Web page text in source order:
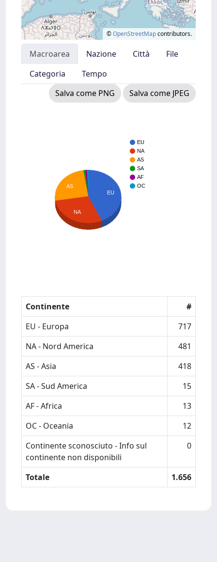
©OpenStreetMapcontributors.
Macroarea Nazione Città
File
Categoria
Tempo
Salva come PNG
Salva come JPEG
EU
NA
AS
SA
AF
OC
EU
AS
NA
Continente
#
EU - Europa
717
NA - Nord America
481
AS - Asia
418
SA - Sud America
15
AF - Africa
13
OC - Oceania
12
Continente sconosciuto - Info sul
continente non disponibili
0
Totale 1.656